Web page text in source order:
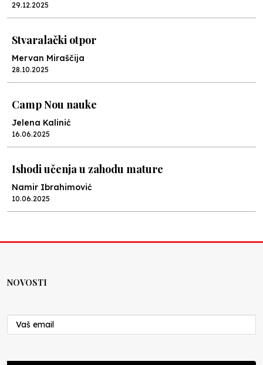
29.12.2025
Stvaralački otpor
Mervan Miraščija
28.10.2025
Camp Nou nauke
Jelena Kalinić
16.06.2025
Ishodi učenja u zahodu mature
Namir Ibrahimović
10.06.2025
Nenad Veličković
29.10.2024
NOVOSTI